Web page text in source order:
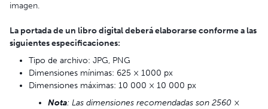
imagen.
La portada de un libro digital deberá elaborarse conforme a las
siguientes especificaciones:
Tipo de archivo: JPG, PNG
Dimensiones mínimas: 625 × 1000 px
Dimensiones máximas: 10 000 × 10 000 px
Nota: Las dimensiones recomendadas son 2560 ×